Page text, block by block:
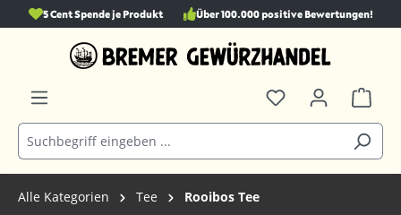
springen
5 Cent Spende je Produkt Über 100.000 positive Bewertungen!
Alle Kategorien Tee Rooibos Tee